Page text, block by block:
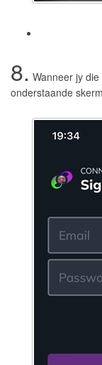
8. Wanneer jy
onderstaande